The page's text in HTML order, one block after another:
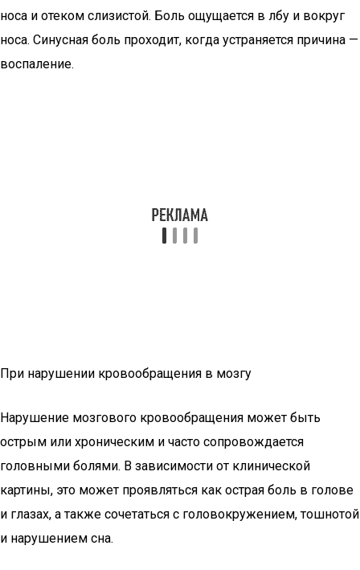
носа и отеком слизистой. Боль ощущается в лбу и вокруг
носа. Синусная боль проходит, когда устраняется причина —
воспаление.
При нарушении кровообращения в мозгу
Нарушение мозгового кровообращения может быть
острым или хроническим и часто сопровождается
головными болями. В зависимости от клинической
картины, это может проявляться как острая боль в голове
и глазах, а также сочетаться с головокружением, тошнотой
и нарушением сна.